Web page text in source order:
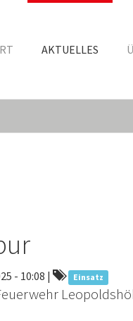
AKTUELLES
- 10:08 | Einsatz